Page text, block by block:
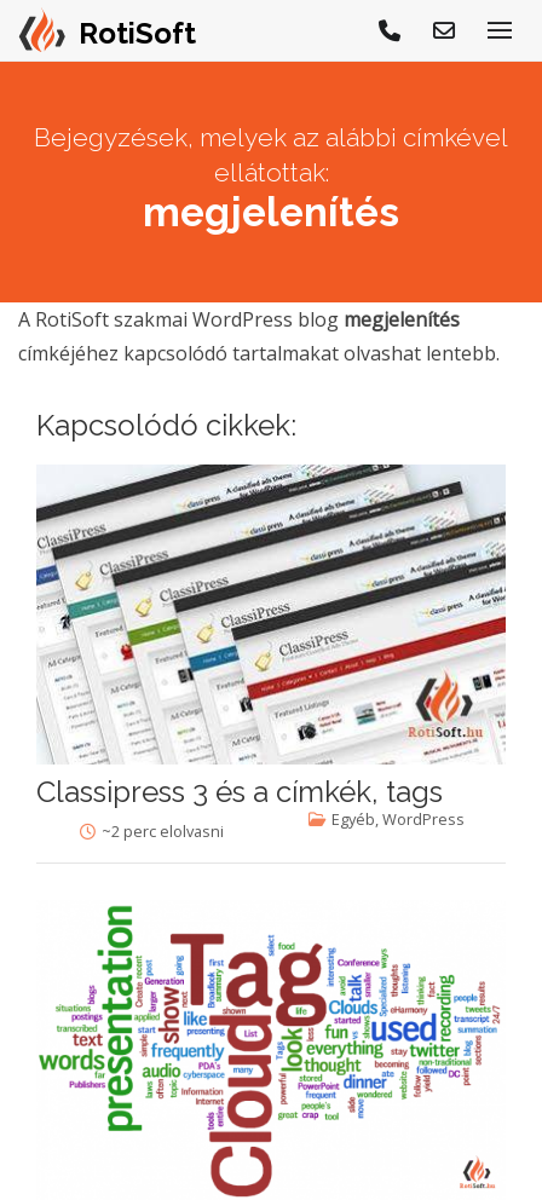
Bejegyzések, melyek az alábbi címkével
ellátottak:
megjelenítés
A RotiSoft szakmai WordPress blog megjelenítés
címkéjéhez kapcsolódó tartalmakat olvashat lentebb.
Kapcsolódó cikkek:
Classipress 3 és a címkék, tags
~2 perc elolvasni
Egyéb,WordPress